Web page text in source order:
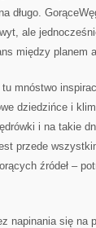
długo.
ale
między planem
mnóstwo
dziedzińce i
i na takie
przede
źródeł –
napinania się na